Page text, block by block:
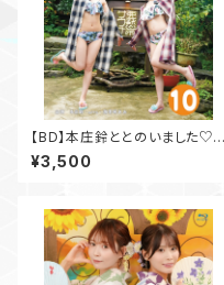
【BD】本庄鈴ととのいました♡V
ol.10
¥3,500